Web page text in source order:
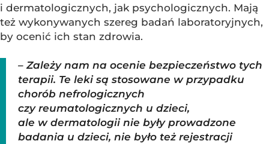
i dermatologicznych, jak psychologicznych. Mają
też wykonywanych szereg badań laboratoryjnych,
by ocenić ich stan zdrowia.
– Zależy nam na ocenie bezpieczeństwo tych
terapii. Te leki są stosowane w przypadku
chorób nefrologicznych
czy reumatologicznych u dzieci,
ale w dermatologii nie były prowadzone
badania u dzieci, nie było też rejestracji